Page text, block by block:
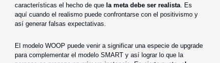
características el hecho de que la meta debe ser realista . Es
aquí cuando el realismo puede confrontarse con el positivismo y
así generar falsas expectativas.
El modelo WOOP puede venir a significar una especie de upgrade
para complementar el modelo SMART y así lograr lo que la